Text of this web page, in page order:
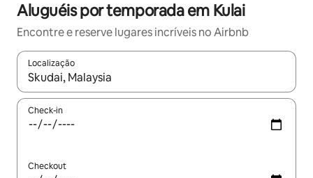
Aluguéis por temporada em Kulai
Encontre e reserve lugares incríveis no Airbnb
Localização
Quando os resultados estiverem disponíveis, explore-os
Check-in
Checkout